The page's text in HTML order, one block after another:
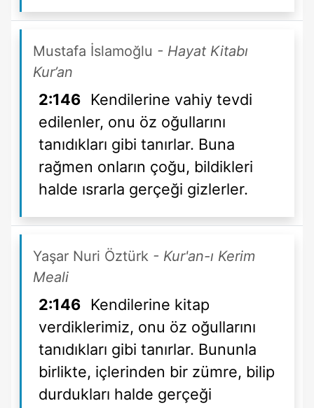
Mustafa İslamoğlu - Hayat Kitabı
Kur’an
2:146
Kendilerine vahiy tevdi
edilenler, onu öz oğullarını
tanıdıkları gibi tanırlar. Buna
rağmen onların çoğu, bildikleri
halde ısrarla gerçeği gizlerler.
Yaşar Nuri Öztürk - Kur'an-ı Kerim
Meali
2:146
Kendilerine kitap
verdiklerimiz, onu öz oğullarını
tanıdıkları gibi tanırlar. Bununla
birlikte, içlerinden bir zümre, bilip
durdukları halde gerçeği